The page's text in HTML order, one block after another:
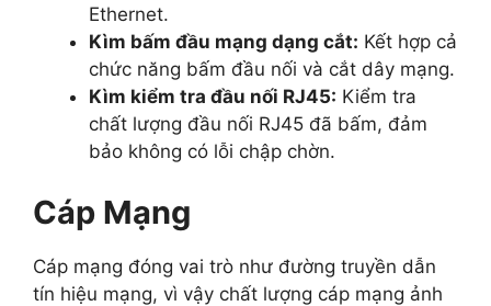
Ethernet.
Kìm bấm đầu mạng dạng cắt: Kết hợp cả
chức năng bấm đầu nối và cắt dây mạng.
Kìm kiểm tra đầu nối RJ45: Kiểm tra
chất lượng đầu nối RJ45 đã bấm, đảm
bảo không có lỗi chập chờn.
Cáp Mạng
Cáp mạng đóng vai trò như đường truyền dẫn
tín hiệu mạng, vì vậy chất lượng cáp mạng ảnh